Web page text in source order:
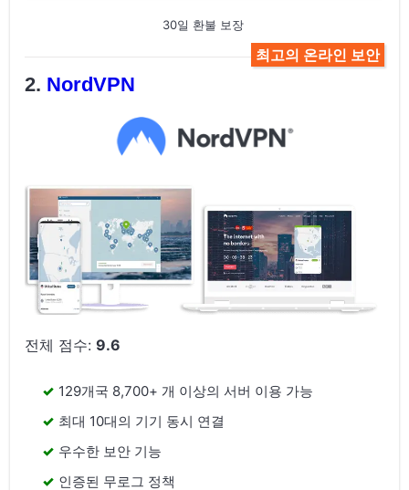
30일 환불 보장
최고의 온라인 보안
NordVPN
전체 점수:9.6
129개국 8,700+ 개 이상의 서버 이용 가능
최대 10대의 기기 동시 연결
우수한 보안 기능
인증된 무로그 정책